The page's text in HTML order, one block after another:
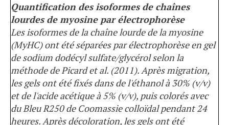
Quantification des isoformes de chaînes
lourdes de myosine par électrophorèse
Les isoformes de la chaîne lourde de la myosine
(MyHC) ont été séparées par électrophorèse en gel
de sodium dodécyl sulfate/glycérol selon la
méthode de Picard et al. (2011). Après migration,
les gels ont été fixés dans de l'éthanol à 30% (v/v)
et de l'acide acétique à 5% (v/v), puis colorés avec
du Bleu R250 de Coomassie colloïdal pendant 24
heures. Après décoloration, les gels ont été